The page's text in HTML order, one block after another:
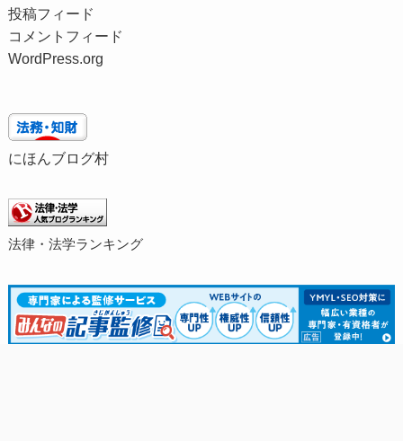
投稿フィード
コメントフィード
WordPress.org
にほんブログ村
法律・法学ランキング